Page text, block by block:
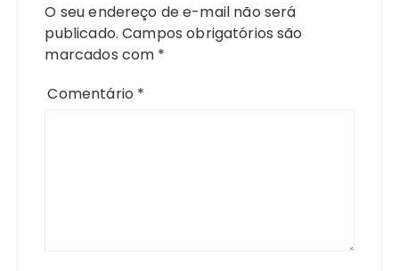
O seu endereço de e-mail não será
publicado. Campos obrigatórios são
marcados com *
Comentário *